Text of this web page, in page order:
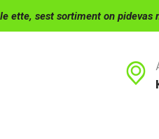
ette, sest sortiment on pidevas